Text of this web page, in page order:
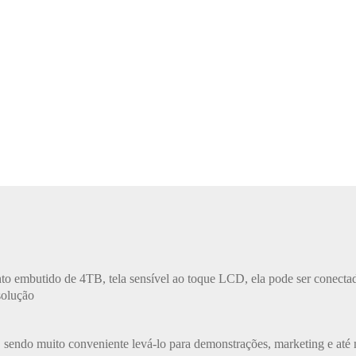
embutido de 4TB, tela sensível ao toque LCD, ela pode ser
muito conveniente levá-lo para demonstrações, marketing e até